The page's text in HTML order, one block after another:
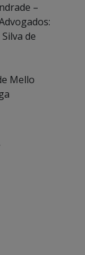
–
de
Mello